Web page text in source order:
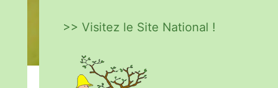
>> Visitez le Site National !